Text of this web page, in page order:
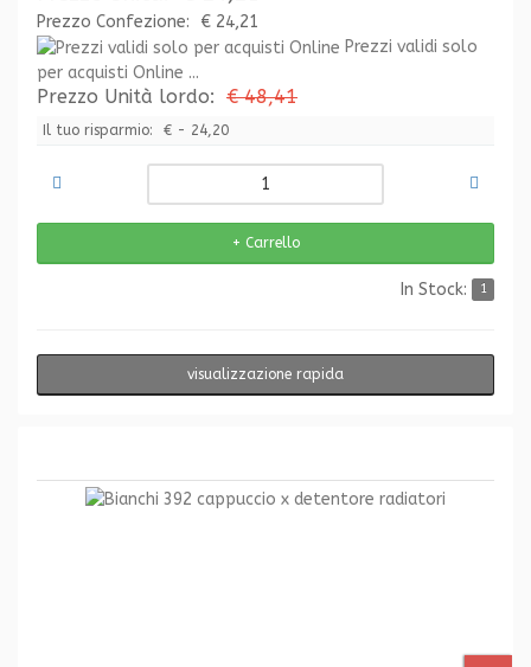
Prezzo Confezione:
€ 24,21
Prezzi validi solo
per acquisti Online ...
Prezzo Unità lordo: € 48,41
Il tuo risparmio: € - 24,20
In Stock: 1
visualizzazione rapida